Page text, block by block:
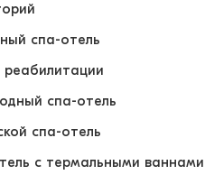
спа-отель
реабилитации
спа-отель
спа-отель
с термальными ваннами